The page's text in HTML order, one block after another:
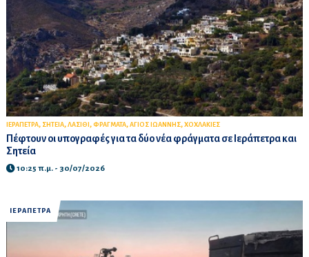
ΙΕΡΑΠΕΤΡΑ, ΣΗΤΕΙΑ, ΛΑΣΙΘΙ , ΦΡΑΓΜΑΤΑ, ΑΓΙΟΣ ΙΩΑΝΝΗΣ, ΧΟΧΛΑΚΙΕΣ
Πέφτουν οι υπογραφές για τα δύο νέα φράγματα σε Ιεράπετρα και
Σητεία
10:25 π.μ. - 30/07/2026
ΙΕΡΑΠΕΤΡΑ